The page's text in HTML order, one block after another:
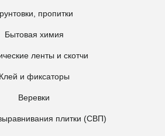
пропитки
Бытовая химия
ленты и скотчи
Клей и фиксаторы
Веревки
плитки (СВП)